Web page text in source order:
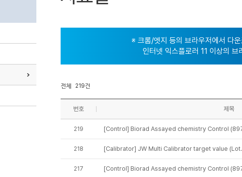
※ 크롬/엣지 등의 브라우저에서 다
인터넷 익스플로러 11 이상의
전체 219건
번호 제목
219 [Control] Biorad Assayed chemistry Control
218 [Calibrator] JW Multi Calibrator target value
217 [Control] Biorad Assayed chemistry Control